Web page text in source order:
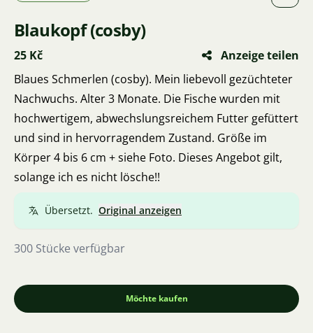
Blaukopf (cosby)
25 Kč
Anzeige teilen
Blaues Schmerlen (cosby). Mein liebevoll gezüchteter
Nachwuchs. Alter 3 Monate. Die Fische wurden mit
hochwertigem, abwechslungsreichem Futter gefüttert
und sind in hervorragendem Zustand. Größe im
Körper 4 bis 6 cm + siehe Foto. Dieses Angebot gilt,
solange ich es nicht lösche!!
Übersetzt. Original anzeigen
300 Stücke verfügbar
Möchte kaufen